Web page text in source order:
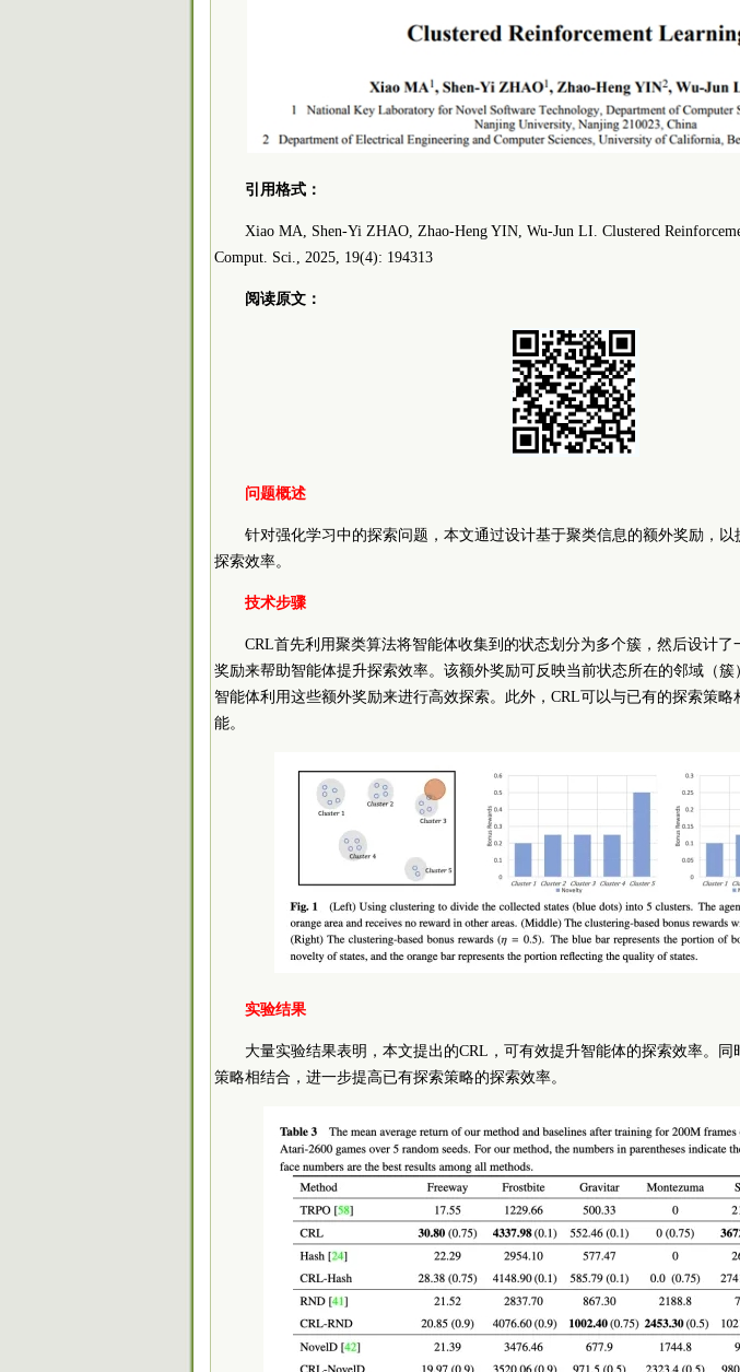
引用格式：
Xiao MA, Shen-Yi ZHAO, Zhao-Heng YIN, Wu-Jun LI. Clustered
Comput. Sci., 2025, 19(4): 194313
阅读原文：
问题概述
针对强化学习中的探索问题，本文通过设计基于聚类信息的额外奖励，
探索效率。
技术步骤
CRL首先利用聚类算法将智能体收集到的状态划分为多个簇，然后设计
奖励来帮助智能体提升探索效率。该额外奖励可反映当前状态所在的邻域（簇
智能体利用这些额外奖励来进行高效探索。此外，CRL可以与已有的探索策略
能。
实验结果
大量实验结果表明，本文提出的CRL，可有效提升智能体的探索效率。同
策略相结合，进一步提高已有探索策略的探索效率。